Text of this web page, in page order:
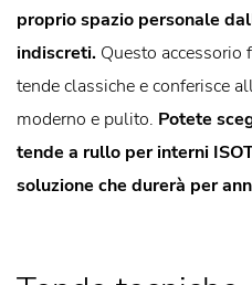
proprio spazio personale
indiscreti. Questo
tende classiche e conferisce
moderno e pulito. Potete
tende a rullo per interni
soluzione che durerà per